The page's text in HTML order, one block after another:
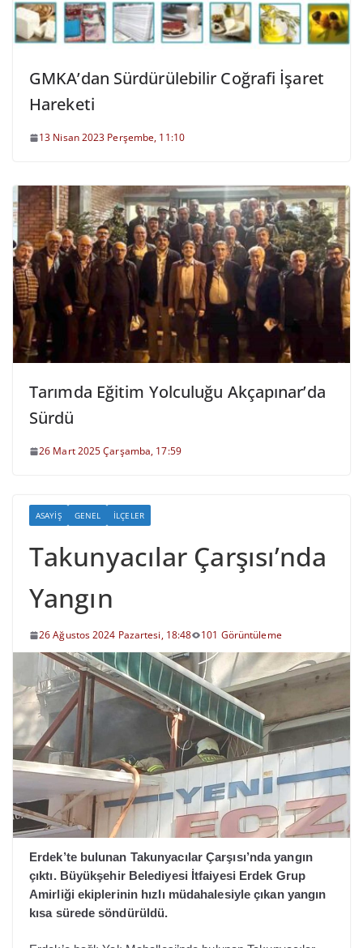
GMKA’dan Sürdürülebilir Coğrafi İşaret
Hareketi
13 Nisan 2023 Perşembe, 11:10
Tarımda Eğitim Yolculuğu Akçapınar’da
Sürdü
26 Mart 2025 Çarşamba, 17:59
ASAYIŞ GENEL İLÇELER
Takunyacılar Çarşısı’nda
Yangın
26 Ağustos 2024 Pazartesi, 18:48 101 Görüntüleme
Erdek’te bulunan Takunyacılar Çarşısı’nda yangın
çıktı. Büyükşehir Belediyesi İtfaiyesi Erdek Grup
Amirliği ekiplerinin hızlı müdahalesiyle çıkan yangın
kısa sürede söndürüldü.